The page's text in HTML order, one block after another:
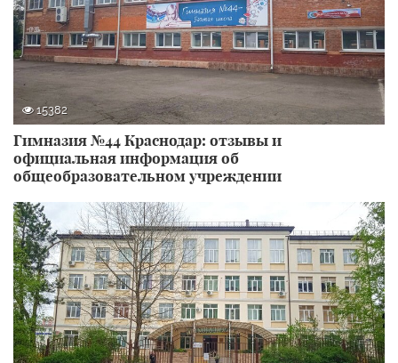
15382
Гимназия №44 Краснодар: отзывы и
официальная информация об
общеобразовательном учреждении